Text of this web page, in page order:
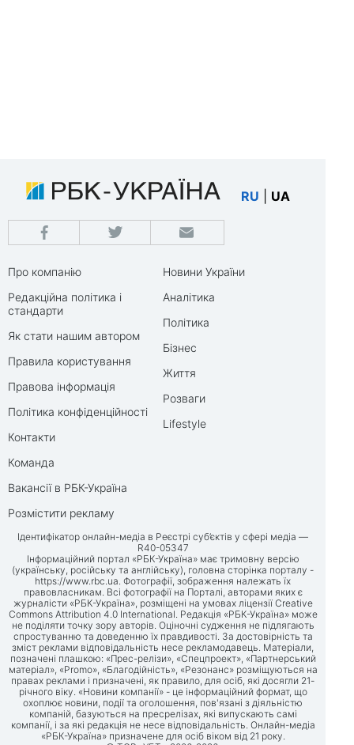
RU UA
Про компанію
Редакційна політика і
стандарти
Як стати нашим автором
Правила користування
Правова інформація
Політика конфіденційності
Контакти
Команда
Вакансії в РБК-Україна
Розмістити рекламу
Новини України
Аналітика
Політика
Бізнес
Життя
Розваги
Lifestyle
Ідентифікатор онлайн-медіа в Реєстрі суб’єктів у сфері медіа —
R40-05347
Інформаційний портал «РБК-Україна» має тримовну версію
(українську, російську та англійську), головна сторінка порталу -
https://www.rbc.ua. Фотографії, зображення належать їх
правовласникам. Всі фотографії на Порталі, авторами яких є
журналісти «РБК-Україна», розміщені на умовах ліцензії Creative
Commons Attribution 4.0 International. Редакція «РБК-Україна» може
не поділяти точку зору авторів. Оціночні судження не підлягають
спростуванню та доведенню їх правдивості. За достовірність та
зміст реклами відповідальність несе рекламодавець. Матеріали,
позначені плашкою: «Прес-релізи», «Спецпроект», «Партнерський
матеріал», «Promo», «Благодійність», «Резонанс» розміщуються на
правах реклами і призначені, як правило, для осіб, які досягли 21-
річного віку. «Новини компанії» - це інформаційний формат, що
охоплює новини, події та оголошення, пов'язані з діяльністю
компаній, базуються на пресрелізах, які випускають самі
компанії, і за які редакція не несе відповідальність. Онлайн-медіа
«РБК-Україна» призначене для осіб віком від 21 року.